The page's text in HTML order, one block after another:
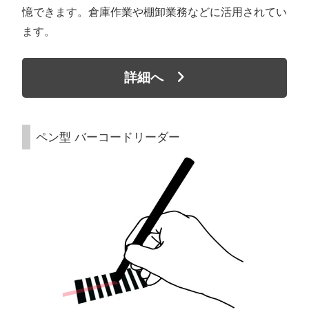
憶できます。倉庫作業や棚卸業務などに活用されてい
ます。
詳細へ
ペン型 バーコードリーダー